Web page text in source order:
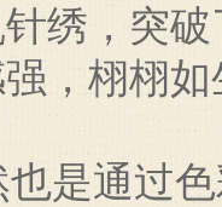
绣，突
，栩栩如
是通过